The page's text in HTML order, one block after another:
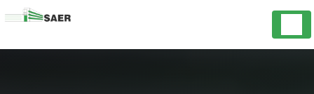
Panneau de gestion des cookies